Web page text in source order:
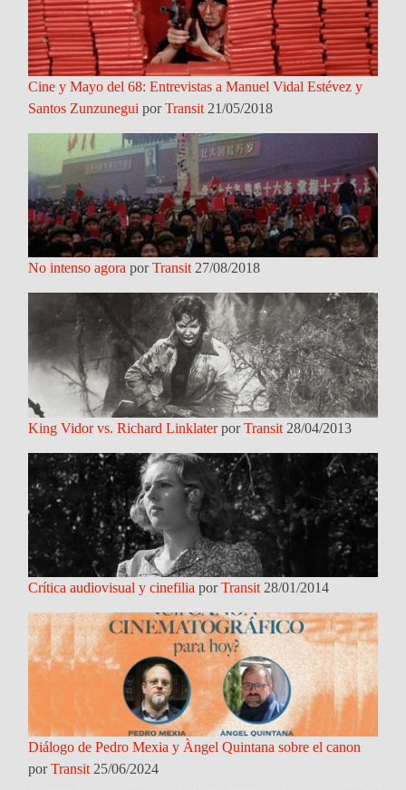
Cine y Mayo del 68: Entrevistas a Manuel Vidal Estévez y
Santos Zunzunegui porTransit 21/05/2018
No intenso agora porTransit 27/08/2018
King Vidor vs. Richard LinklaterporTransit 28/04/2013
Crítica audiovisual y cinefilia porTransit 28/01/2014
Diálogo de Pedro Mexia y Àngel Quintana sobre el canon
porTransit 25/06/2024